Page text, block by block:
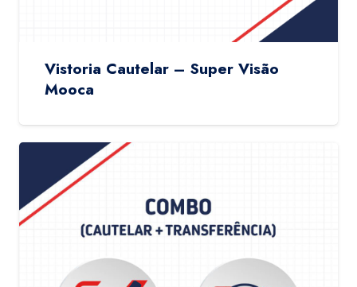
Vistoria Cautelar – Super Visão
Mooca